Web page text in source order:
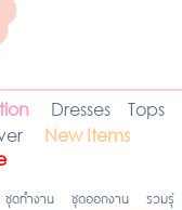
Dresses
Tops
New Items
ชุดทำงาน ชุดออกงาน
รวมรุ่